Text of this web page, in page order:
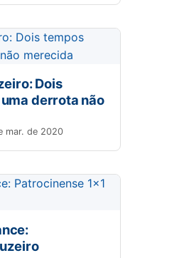
Dois
derrota não
mar. de 2020